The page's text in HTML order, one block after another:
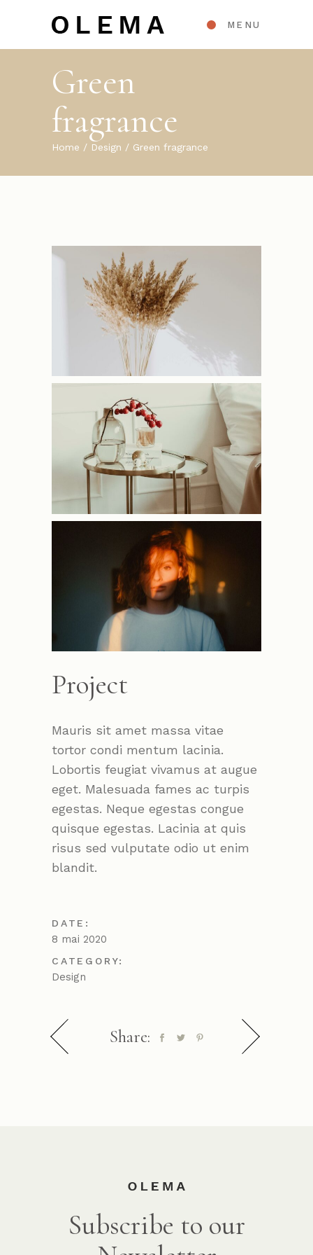
MENU
Green
fragrance
Home Design Green fragrance
Project
Mauris sit amet massa vitae
tortor condi mentum lacinia.
Lobortis feugiat vivamus at augue
eget. Malesuada fames ac turpis
egestas. Neque egestas congue
quisque egestas. Lacinia at quis
risus sed vulputate odio ut enim
blandit.
DATE:
8 mai 2020
CATEGORY:
Design
Share:
Subscribe to our